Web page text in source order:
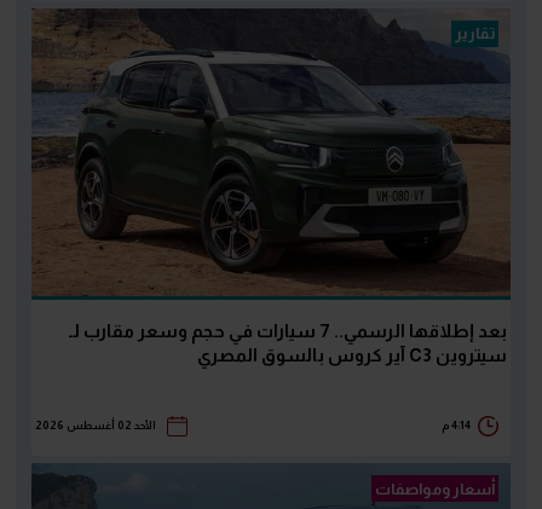
تقارير
بعد إطلاقها الرسمي.. 7 سيارات في حجم وسعر مقارب لـ
سيتروين C3 آير كروس بالسوق المصري
4:14 م الأحد 02 أغسطس 2026
أسعار ومواصفات